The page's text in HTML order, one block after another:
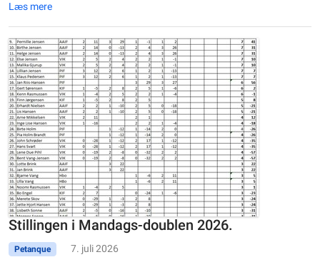
Læs mere
Stillingen i Mandags-doublen 2026.
Petanque 7. juli 2026